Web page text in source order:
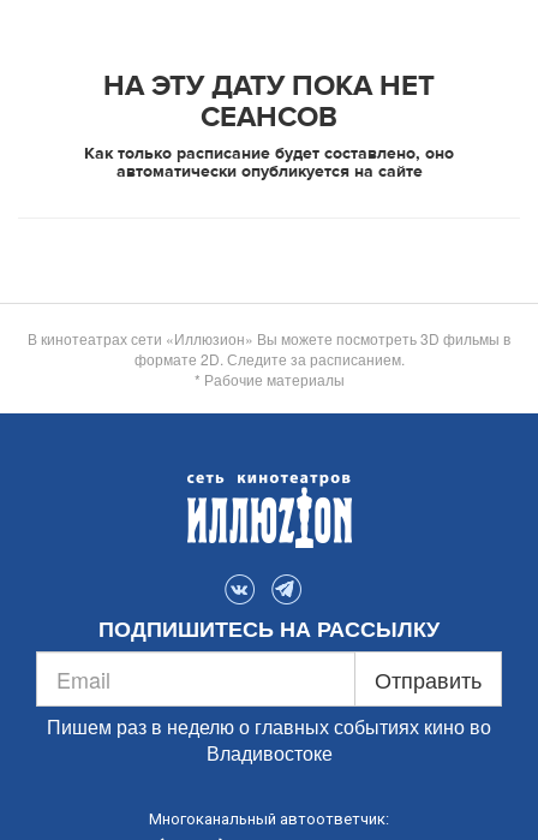
НА ЭТУ ДАТУ ПОКА НЕТ
СЕАНСОВ
Как только расписание будет составлено, оно
автоматически опубликуется на сайте
В кинотеатрах сети «Иллюзион» Вы можете посмотреть 3D фильмы в
формате 2D. Следите за расписанием.
* Рабочие материалы
ПОДПИШИТЕСЬ НА РАССЫЛКУ
Отправить
Пишем раз в неделю о главных событиях кино во
Владивостоке
Многоканальный автоответчик: